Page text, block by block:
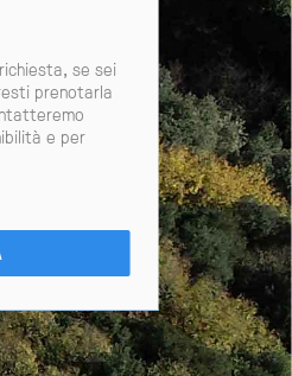
se sei
prenotarla
e per